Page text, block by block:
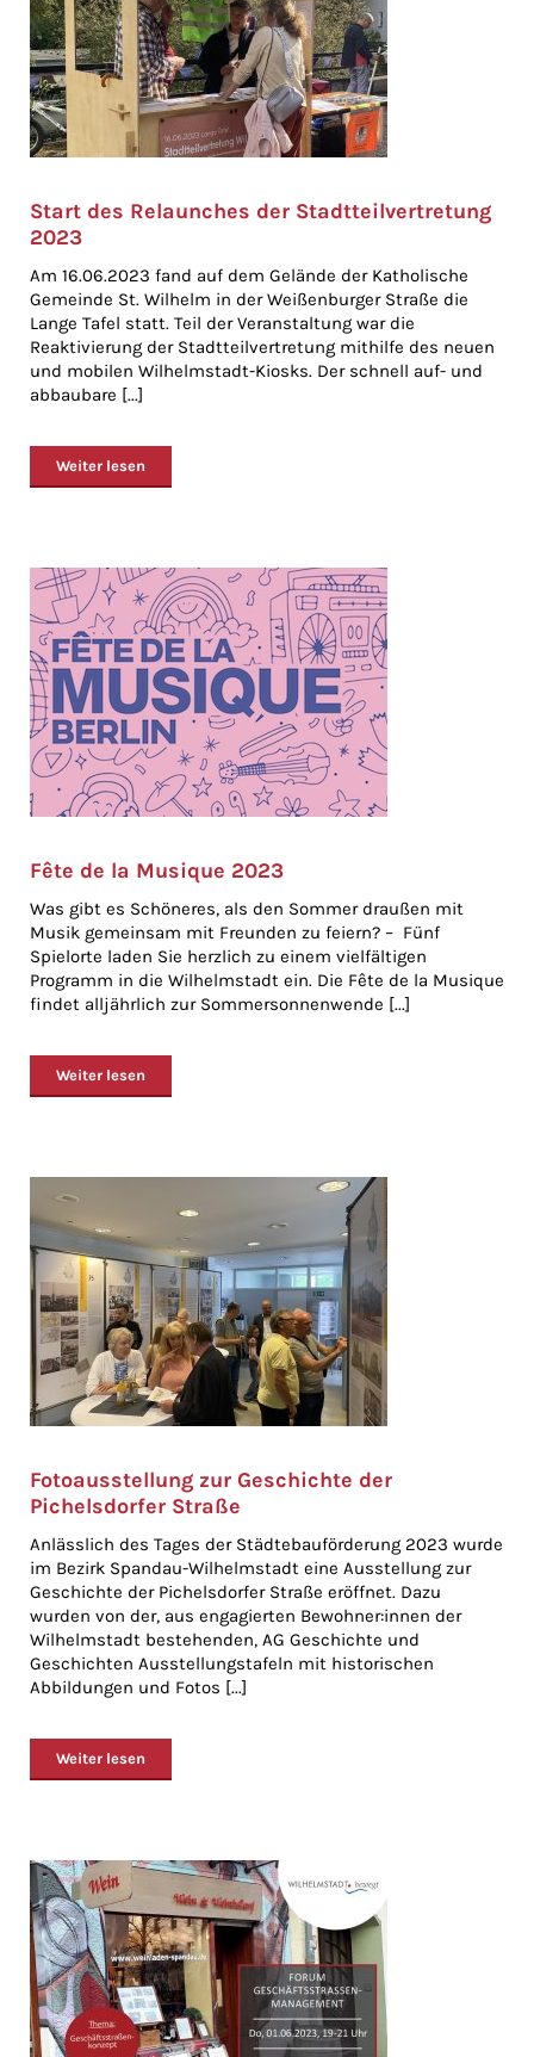
Start des Relaunches der Stadtteilvertretung
2023
Am 16.06.2023 fand auf dem Gelände der Katholische
Gemeinde St. Wilhelm in der Weißenburger Straße die
Lange Tafel statt. Teil der Veranstaltung war die
Reaktivierung der Stadtteilvertretung mithilfe des neuen
und mobilen Wilhelmstadt-Kiosks. Der schnell auf- und
abbaubare [...]
Weiter lesen
Fête de la Musique 2023
Was gibt es Schöneres, als den Sommer draußen mit
Musik gemeinsam mit Freunden zu feiern? – Fünf
Spielorte laden Sie herzlich zu einem vielfältigen
Programm in die Wilhelmstadt ein. Die Fête de la Musique
findet alljährlich zur Sommersonnenwende [...]
Weiter lesen
Fotoausstellung zur Geschichte der
Pichelsdorfer Straße
Anlässlich des Tages der Städtebauförderung 2023 wurde
im Bezirk Spandau-Wilhelmstadt eine Ausstellung zur
Geschichte der Pichelsdorfer Straße eröffnet. Dazu
wurden von der, aus engagierten Bewohner:innen der
Wilhelmstadt bestehenden, AG Geschichte und
Geschichten Ausstellungstafeln mit historischen
Abbildungen und Fotos [...]
Weiter lesen